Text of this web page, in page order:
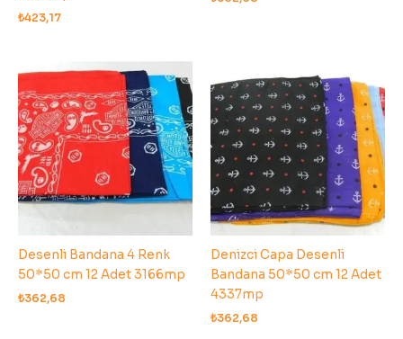
₺423,17
Desenli Bandana 4 Renk
50*50 cm 12 Adet 3166mp
₺362,68
Denizci Capa Desenli
Bandana 50*50 cm 12 Adet
4337mp
₺362,68